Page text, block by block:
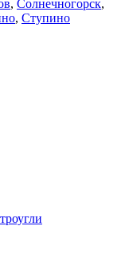
, Солнечногорск,
, Ступино